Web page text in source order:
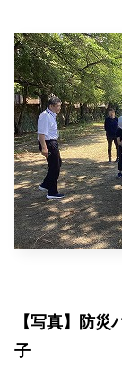
【写真】防
子